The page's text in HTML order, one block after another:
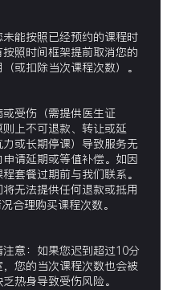
能按照已经预约的课程时
照时间框架提前取消您的
或扣除当次课程次数）。
受伤（需提供医生证
上不可退款、转让或延
或长期停课）导致服务无
请延期或等值补偿。如因
套餐过期前与我们联系。
无法提供任何退款或抵用
合理购买课程次数。
意：如果您迟到超过10分
您的当次课程次数也会被
热身导致受伤风险。